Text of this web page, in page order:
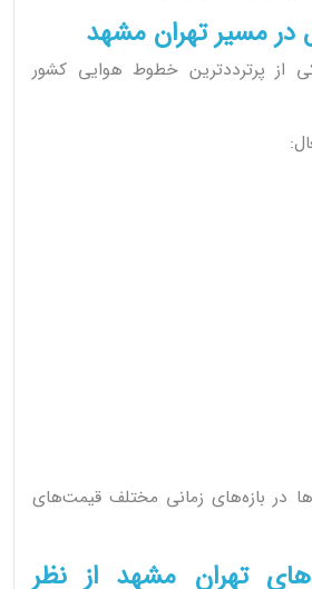
در مسیر تهران مشهد
از پرترددترین خطوط هوایی کشور
در بازه‌های زمانی مختلف قیمت‌های
تهران مشهد از نظر